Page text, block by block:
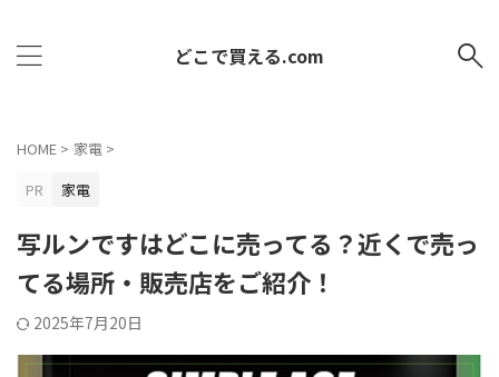
どこで買える.com
HOME > 家電 >
PR
家電
写ルンですはどこに売ってる？近くで売っ
てる場所・販売店をご紹介！
2025年7月20日